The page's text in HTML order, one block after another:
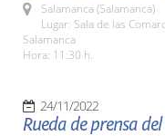
Salamanca (Salamanca)
Lugar: Sala de las
Salamanca
Hora: 11:30 h.
24/11/2022
Rueda de prensa